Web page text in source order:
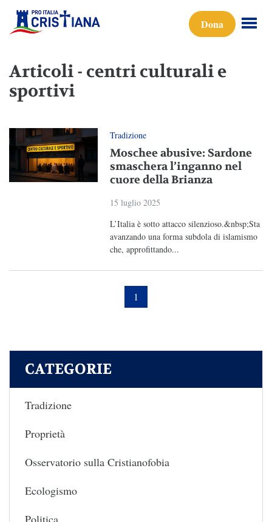
Dona
Articoli - centri culturali e
sportivi
Tradizione
Moschee abusive: Sardone
smaschera l’inganno nel
cuore della Brianza
15 luglio 2025
L’Italia è sotto attacco silenzioso.&nbsp;Sta
avanzando una forma subdola di islamismo
che, approfittando...
1
CATEGORIE
Tradizione
Proprietà
Osservatorio sulla Cristianofobia
Ecologismo
Politica